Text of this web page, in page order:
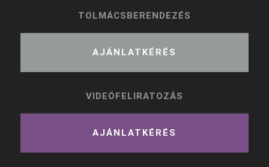
TOLMÁCSBERENDEZÉS
AJÁNLATKÉRÉS
VIDEÓFELIRATOZÁS
AJÁNLATKÉRÉS